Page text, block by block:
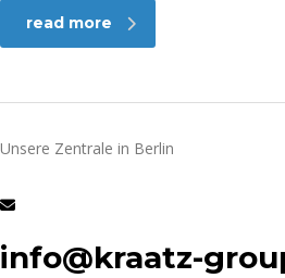
read more
Unsere Zentrale in Berlin
info@kraatz-